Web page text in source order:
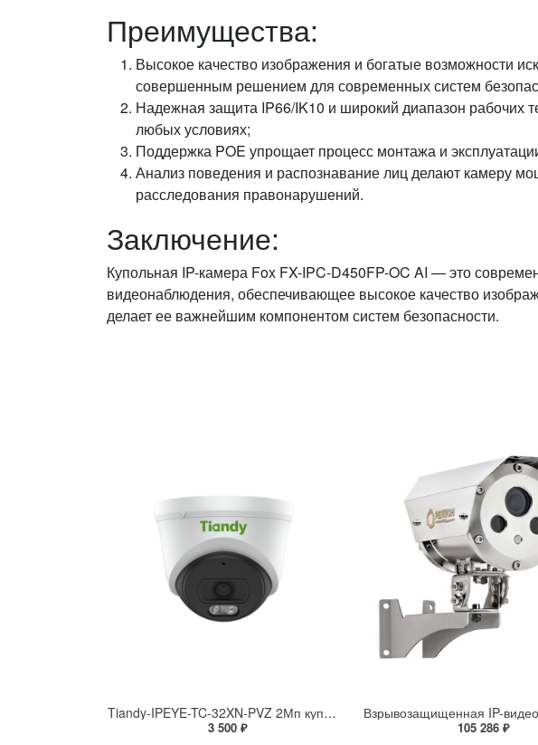
Преимущества:
Высокое качество изображения и богатые возможности
совершенным решением для современных систем
Надежная защита IP66/IK10 и широкий диапазон рабочих
любых условиях;
Поддержка POE упрощает процесс монтажа и
Анализ поведения и распознавание лиц делают камеру
расследования правонарушений.
Заключение:
Купольная IP-камера Fox FX-IPC-D450FP-OC AI — это
видеонаблюдения, обеспечивающее высокое качество
делает ее важнейшим компонентом систем безопасности.
Tiandy-IPEYE-TC-32XN-PVZ 2Мп купольная «турель» IP камера с фиксированным объективом, серия SPARK со встроенным агентом IPEYE для ПВЗ
3 500 ₽ 105 286 ₽